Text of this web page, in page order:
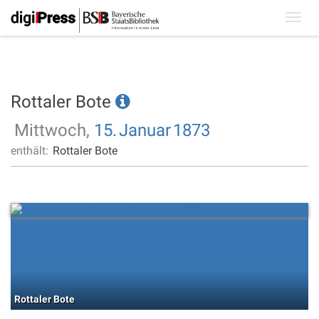
Rottaler Bote
Mittwoch, 15.Januar1873
enthält: Rottaler Bote
Rottaler Bote